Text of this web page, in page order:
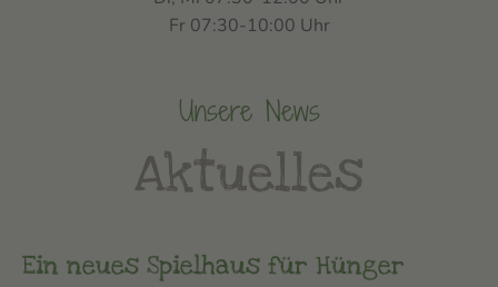
Fr 07:30-10:00 Uhr
Unsere News
Aktuelles
Ein neues Spielhaus für Hünger